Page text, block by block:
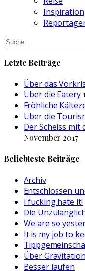
Inspiration
Suche
nach:
Letzte Beiträge
Über das
Über die Eatery
Fröhliche
Über die
Der Scheiss mit
November 2017
Beliebteste Beiträge
Archiv
Entschlossen
I fucking hate it!
Die
We are so
It is my job to
Über
Besser laufen